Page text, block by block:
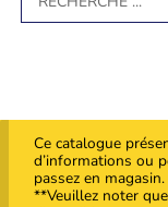
Ce catalogue
d’informations ou
passez en magasin.
**Veuillez noter